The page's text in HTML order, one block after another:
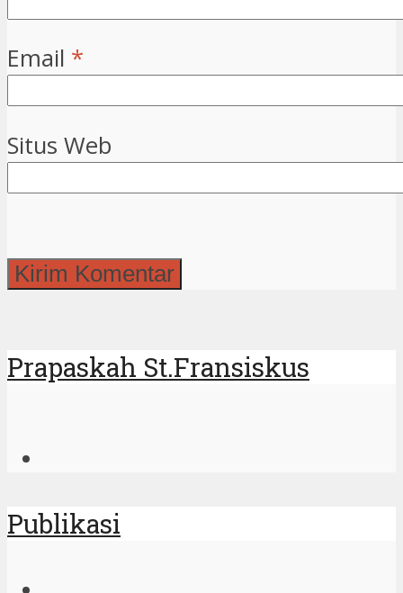
Email *
Situs Web
Prapaskah St.Fransiskus
Publikasi